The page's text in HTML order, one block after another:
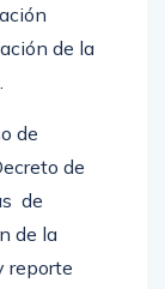
de la
de
de
de
de la
reporte